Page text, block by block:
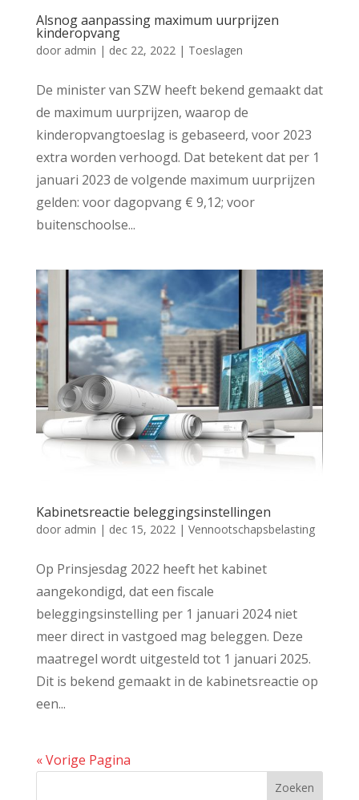
Alsnog aanpassing maximum uurprijzen
kinderopvang
door admin | dec 22, 2022 | Toeslagen
De minister van SZW heeft bekend gemaakt dat
de maximum uurprijzen, waarop de
kinderopvangtoeslag is gebaseerd, voor 2023
extra worden verhoogd. Dat betekent dat per 1
januari 2023 de volgende maximum uurprijzen
gelden: voor dagopvang € 9,12; voor
buitenschoolse...
Kabinetsreactie beleggingsinstellingen
door admin | dec 15, 2022| Vennootschapsbelasting
Op Prinsjesdag 2022 heeft het kabinet
aangekondigd, dat een fiscale
beleggingsinstelling per 1 januari 2024 niet
meer direct in vastgoed mag beleggen. Deze
maatregel wordt uitgesteld tot 1 januari 2025.
Dit is bekend gemaakt in de kabinetsreactie op
een...
« Vorige Pagina